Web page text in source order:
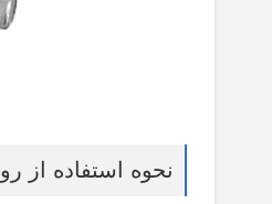
نحوه استفاده از